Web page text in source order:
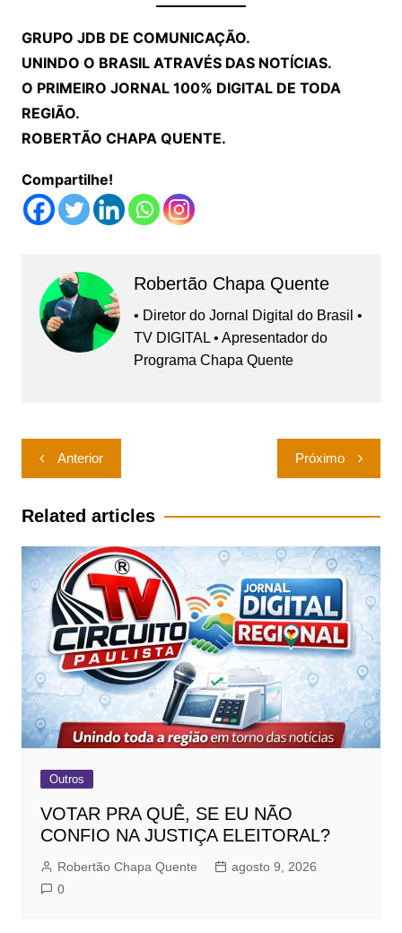
GRUPO JDB DE COMUNICAÇÃO.
UNINDO O BRASIL ATRAVÉS DAS NOTÍCIAS.
O PRIMEIRO JORNAL 100% DIGITAL DE TODA
REGIÃO.
ROBERTÃO CHAPA QUENTE.
Compartilhe!
Robertão Chapa Quente
• Diretor do Jornal Digital do Brasil •
TV DIGITAL • Apresentador do
Programa Chapa Quente
Navegação
de
Post
Anterior Próximo
Related articles
Outros
VOTAR PRA QUÊ, SE EU NÃO
CONFIO NA JUSTIÇA ELEITORAL?
Robertão Chapa Quente
agosto 9, 2026
0